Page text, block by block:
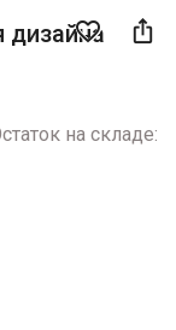
favorite_border 
дизайна
на складе: